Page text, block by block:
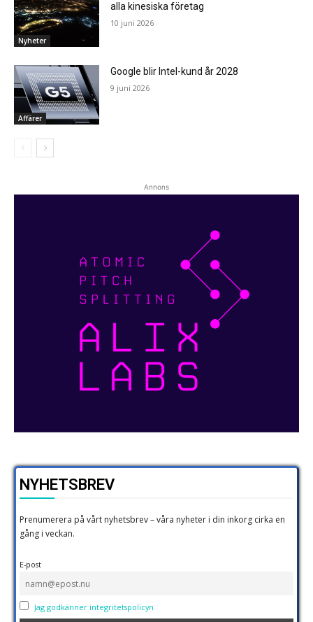
Nyheter
alla kinesiska företag
10 juni 2026
Affärer
Google blir Intel-kund år 2028
9 juni 2026
Annons
NYHETSBREV
Prenumerera på vårt nyhetsbrev – våra nyheter i din inkorg cirka en
gång i veckan.
E-post
Jag godkänner integritetspolicyn